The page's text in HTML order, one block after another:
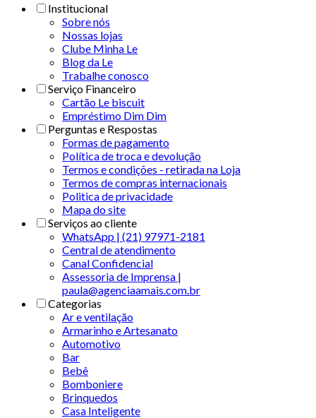
Institucional
Sobre nós
Nossas lojas
Clube Minha Le
Blog da Le
Trabalhe conosco
Serviço Financeiro
Cartão Le biscuit
Empréstimo Dim Dim
Perguntas e Respostas
Formas de pagamento
Política de troca e devolução
Termos e condições - retirada na Loja
Termos de compras internacionais
Politica de privacidade
Mapa do site
Serviços ao cliente
WhatsApp | (21) 97971-2181
Central de atendimento
Canal Confidencial
Assessoria de Imprensa |
paula@agenciaamais.com.br
Categorias
Ar e ventilação
Armarinho e Artesanato
Automotivo
Bar
Bebê
Bomboniere
Brinquedos
Casa Inteligente